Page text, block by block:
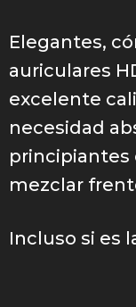
Elegantes,
auriculares
excelente
necesidad
principiantes
mezclar
Incluso si es